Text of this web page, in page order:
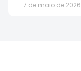
7 de maio de 2026